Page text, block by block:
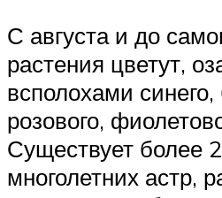
С августа и до
растения цветут,
всполохами синего,
розового,
Существует более
многолетних астр,